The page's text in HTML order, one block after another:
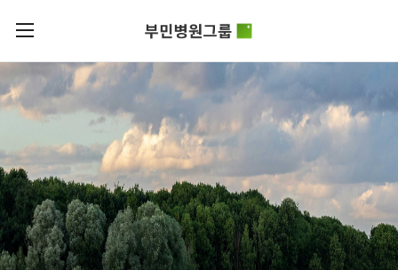
로그인
회원가입
부민병원그룹소개
비전과
부민스토리
이사장소개
HI
HSS
글로벌
부민병원그룹소식
사회공헌
후원안내
언론보도
건강토크
병원/
센터
서울부민병원
부산부민병원
해운대부민병원
KOR
ENG
RUS